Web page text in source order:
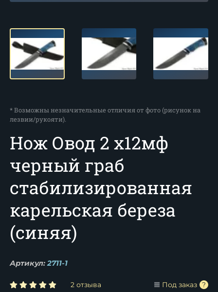
* Возможны незначительные отличия от фото (рисунок на
лезвии/рукояти).
Нож Овод 2 х12мф
черный граб
стабилизированная
карельская береза
(синяя)
Артикул: 2711-1
2 отзыва Под заказ